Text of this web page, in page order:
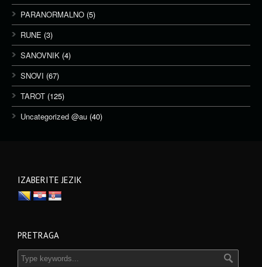
PARANORMALNO (5)
RUNE (3)
SANOVNIK (4)
SNOVI (67)
TAROT (125)
Uncategorized @au (40)
IZABERITE JEZIK
PRETRAGA